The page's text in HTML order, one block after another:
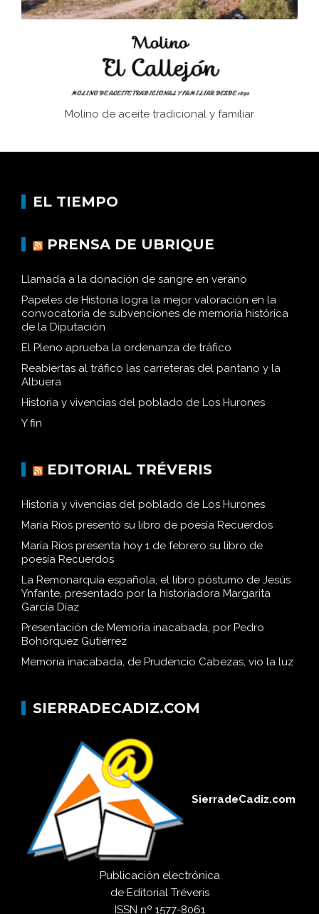
Historia y vivencias del poblado de Los Hurones
Molino de aceite tradicional y familiar
EL TIEMPO
PRENSA DE UBRIQUE
Llamada a la donación de sangre en verano
Papeles de Historia logra la mejor valoración en la
convocatoria de subvenciones de memoria histórica
de la Diputación
El Pleno aprueba la ordenanza de tráfico
Reabiertas al tráfico las carreteras del pantano y la
Albuera
Historia y vivencias del poblado de Los Hurones
Y fin
EDITORIAL TRÉVERIS
Historia y vivencias del poblado de Los Hurones
María Ríos presentó su libro de poesía Recuerdos
María Ríos presenta hoy 1 de febrero su libro de
poesía Recuerdos
La Remonarquía española, el libro póstumo de Jesús
Ynfante, presentado por la historiadora Margarita
García Díaz
Presentación de Memoria inacabada, por Pedro
Bohórquez Gutiérrez
Memoria inacabada, de Prudencio Cabezas, vio la luz
SIERRADECADIZ.COM
SierradeCadiz.com
Publicación electrónica
de Editorial Tréveris
ISSN nº 1577-8061